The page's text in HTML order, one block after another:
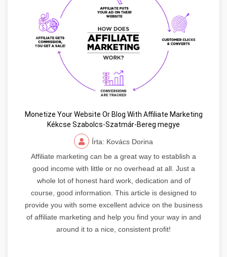
Monetize Your Website Or Blog With Affiliate Marketing
Kékcse Szabolcs-Szatmár-Bereg megye
Írta: Kovács Dorina
Affiliate marketing can be a great way to establish a
good income with little or no overhead at all. Just a
whole lot of honest hard work, dedication and of
course, good information. This article is designed to
provide you with some excellent advice on the business
of affiliate marketing and help you find your way in and
around it to a nice, consistent profit!